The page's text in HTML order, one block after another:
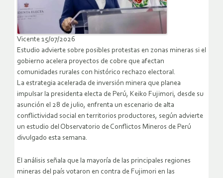
Vicente 15/07/2026
Estudio advierte sobre posibles protestas en zonas mineras si el
gobierno acelera proyectos de cobre que afectan
comunidades rurales con histórico rechazo electoral.
La estrategia acelerada de inversión minera que planea
impulsar la presidenta electa de Perú, Keiko Fujimori, desde su
asunción el 28 de julio, enfrenta un escenario de alta
conflictividad social en territorios productores, según advierte
un estudio del Observatorio de Conflictos Mineros de Perú
divulgado esta semana.
El análisis señala que la mayoría de las principales regiones
mineras del país votaron en contra de Fujimori en las